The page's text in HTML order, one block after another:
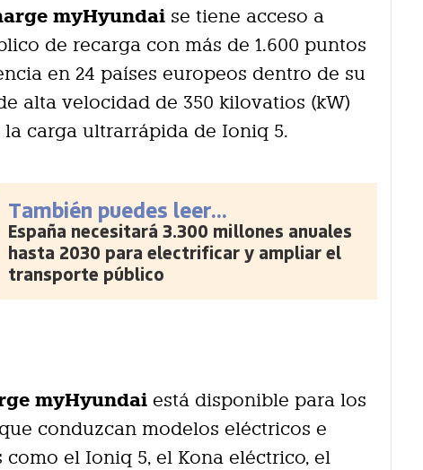
myHyundai se tiene acceso a
de recarga con más de 1.600 puntos
en 24 países europeos dentro de su
alta velocidad de 350 kilovatios (kW)
carga ultrarrápida de Ioniq 5.
También puedes leer...
España necesitará 3.300 millones anuales
hasta 2030 para electrificar y ampliar el
transporte público
myHyundai está disponible para los
conduzcan modelos eléctricos e
el Ioniq 5, el Kona eléctrico, el